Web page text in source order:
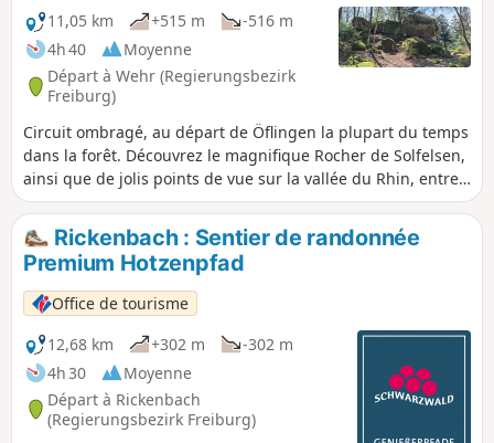
vestiges se termine par des paysages typiques du Jura.
11,05 km
+515 m
-516 m
4h 40
Moyenne
Départ à Wehr (Regierungsbezirk
Freiburg)
Circuit ombragé, au départ de Öflingen la plupart du temps
dans la forêt. Découvrez le magnifique Rocher de Solfelsen,
ainsi que de jolis points de vue sur la vallée du Rhin, entre
Jura et Forêt Noire, en amont de Bâle.
Rickenbach : Sentier de randonnée
Premium Hotzenpfad
Office de tourisme
12,68 km
+302 m
-302 m
4h 30
Moyenne
Départ à Rickenbach
(Regierungsbezirk Freiburg)